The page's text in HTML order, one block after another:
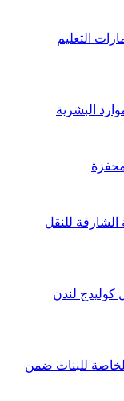
التعليم
البشرية
للنقل
كوليدج لندن
للبنات ضمن